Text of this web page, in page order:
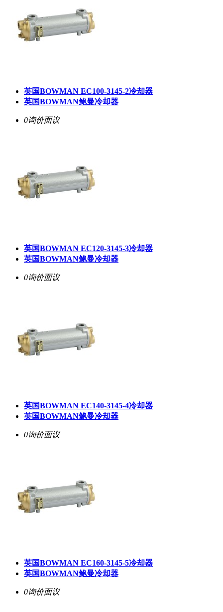
英国BOWMAN EC100-3145-2冷却器
英国BOWMAN鲍曼冷却器
0询价面议
英国BOWMAN EC120-3145-3冷却器
英国BOWMAN鲍曼冷却器
0询价面议
英国BOWMAN EC140-3145-4冷却器
英国BOWMAN鲍曼冷却器
0询价面议
英国BOWMAN EC160-3145-5冷却器
英国BOWMAN鲍曼冷却器
0询价面议